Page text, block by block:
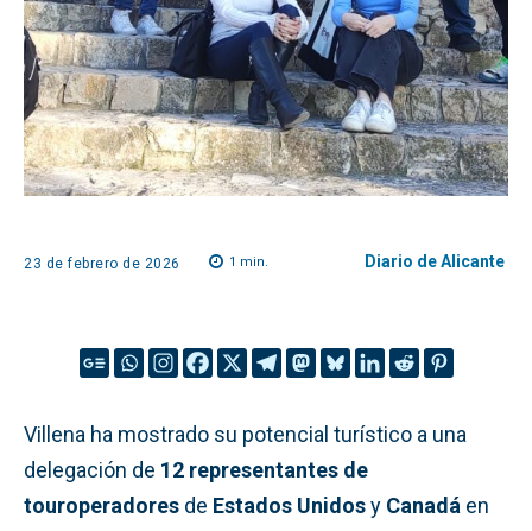
23 de febrero de 2026 1 min. Diario de Alicante
Villena ha mostrado su potencial turístico a una
delegación de 12 representantes de
touroperadores de Estados Unidosy Canadá en